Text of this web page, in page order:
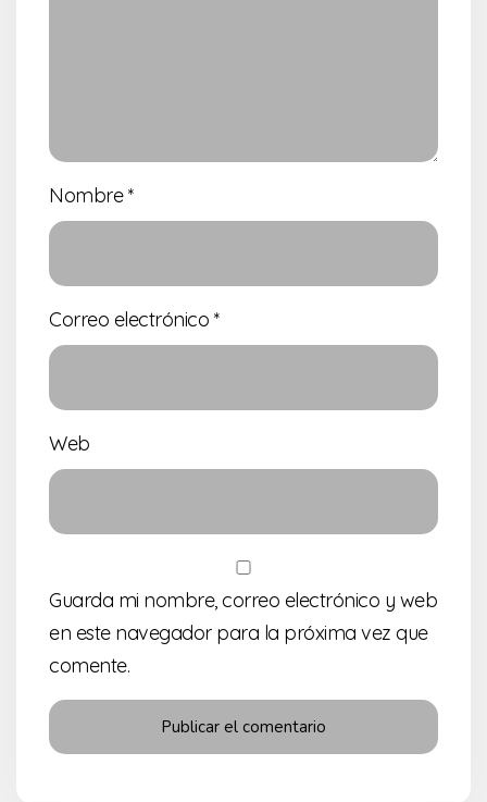
Nombre*
Correo electrónico *
Web
Guarda mi nombre, correo electrónico y web
en este navegador para la próxima vez que
comente.